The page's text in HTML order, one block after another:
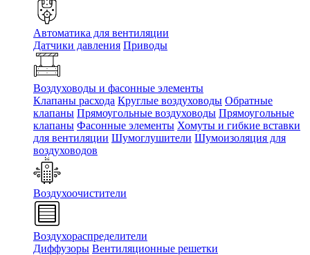
Автоматика для вентиляции
Датчики давления Приводы
Воздуховоды и фасонные элементы
Клапаны расхода Круглые воздуховоды Обратные
клапаны Прямоугольные воздуховоды Прямоугольные
клапаны Фасонные элементы Хомуты и гибкие вставки
для вентиляции Шумоглушители Шумоизоляция для
воздуховодов
Воздухоочистители
Воздухораспределители
Диффузоры Вентиляционные решетки